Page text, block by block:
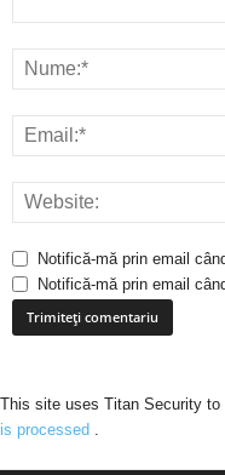
Notifică-mă prin email
Notifică-mă prin email
This site uses Titan Security to
is processed .